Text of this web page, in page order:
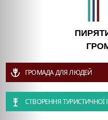
ГРОМАДА ДЛЯ ЛЮДЕЙ
СТВОРЕННЯ ТУРИСТИЧНОЇ